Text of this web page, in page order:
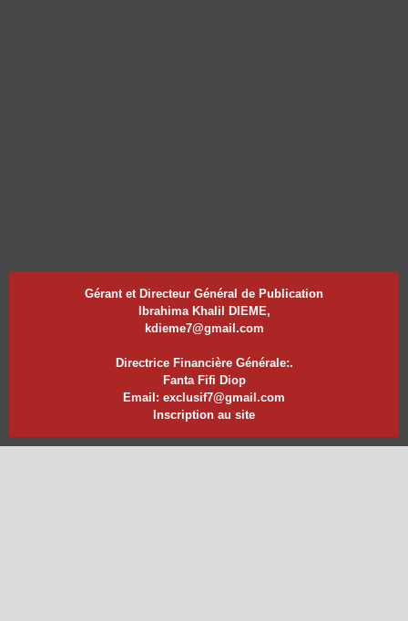
Gérant et Directeur Général de Publication
Ibrahima Khalil DIEME,
kdieme7@gmail.com
Directrice Financière Générale:.
Fanta Fifi Diop
Email: exclusif7@gmail.com
Inscription au site